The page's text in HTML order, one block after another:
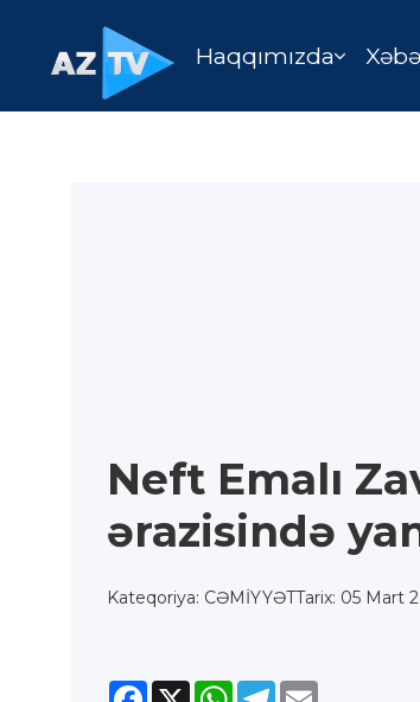
Haqqımızda
Neft Emalı
ərazisində
Kateqoriya: CƏMİYYƏTTarix: 05 Mart
Facebook
X WhatsApp
Telegram